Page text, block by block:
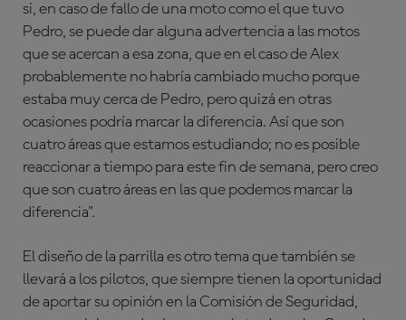
si, en caso de fallo de una moto como el que tuvo
Pedro, se puede dar alguna advertencia a las motos
que se acercan a esa zona, que en el caso de Alex
probablemente no habría cambiado mucho porque
estaba muy cerca de Pedro, pero quizá en otras
ocasiones podría marcar la diferencia. Así que son
cuatro áreas que estamos estudiando; no es posible
reaccionar a tiempo para este fin de semana, pero creo
que son cuatro áreas en las que podemos marcar la
diferencia".
El diseño de la parrilla es otro tema que también se
llevará a los pilotos, que siempre tienen la oportunidad
de aportar su opinión en la Comisión de Seguridad,